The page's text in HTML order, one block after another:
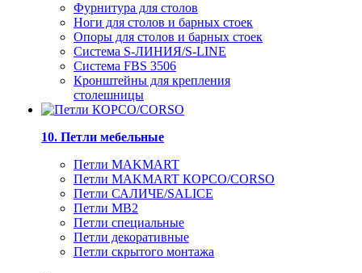
Фурнитура для столов
Ноги для столов и барных стоек
Опоры для столов и барных стоек
Система S-ЛИНИЯ/S-LINE
Система FBS 3506
Кронштейны для крепления
столешницы
10. Петли мебельные
Петли MAKMART
Петли MAKMART КОРСО/CORSO
Петли САЛИЧЕ/SALICE
Петли MB2
Петли специальные
Петли декоративные
Петли скрытого монтажа